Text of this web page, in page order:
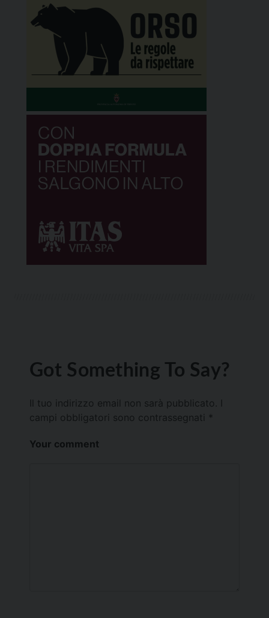
Got Something To Say?
Il tuo indirizzo email non sarà pubblicato.
campi obbligatori sono contrassegnati *
Your comment